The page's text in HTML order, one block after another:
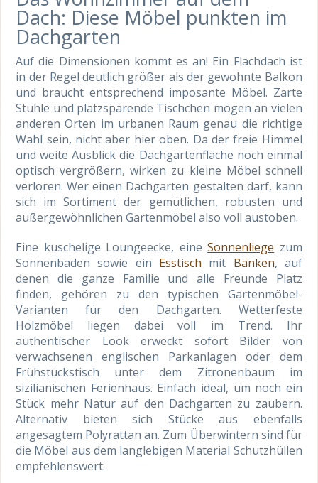
Dach: Diese Möbel punkten im
Dachgarten
Auf die Dimensionen kommt es an! Ein Flachdach ist
in der Regel deutlich größer als der gewohnte Balkon
und braucht entsprechend imposante Möbel. Zarte
Stühle und platzsparende Tischchen mögen an vielen
anderen Orten im urbanen Raum genau die richtige
Wahl sein, nicht aber hier oben. Da der freie Himmel
und weite Ausblick die Dachgartenfläche noch einmal
optisch vergrößern, wirken zu kleine Möbel schnell
verloren. Wer einen Dachgarten gestalten darf, kann
sich im Sortiment der gemütlichen, robusten und
außergewöhnlichen Gartenmöbel also voll austoben.
Eine kuschelige Loungeecke, eineSonnenliege zum
Sonnenbaden sowie ein Esstisch mit Bänken, auf
denen die ganze Familie und alle Freunde Platz
finden, gehören zu den typischen Gartenmöbel-
Varianten für den Dachgarten. Wetterfeste
Holzmöbel liegen dabei voll im Trend. Ihr
authentischer Look erweckt sofort Bilder von
verwachsenen englischen Parkanlagen oder dem
Frühstückstisch unter dem Zitronenbaum im
sizilianischen Ferienhaus. Einfach ideal, um noch ein
Stück mehr Natur auf den Dachgarten zu zaubern.
Alternativ bieten sich Stücke aus ebenfalls
angesagtem Polyrattan an. Zum Überwintern sind für
die Möbel aus dem langlebigen Material Schutzhüllen
empfehlenswert.